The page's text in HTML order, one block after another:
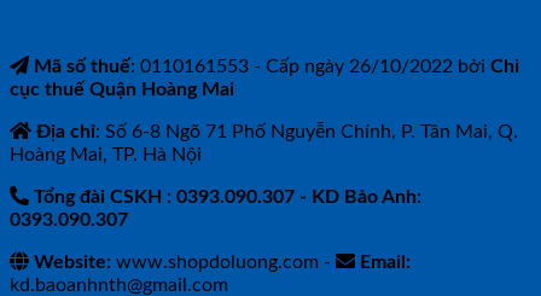
Mã số thuế: 0110161553 - Cấp ngày 26/10/2022 bởi Chi
cục thuế Quận Hoàng Mai
Địa chỉ: Số 6-8 Ngõ 71 Phố Nguyễn Chính, P. Tân Mai, Q.
Hoàng Mai, TP. Hà Nội
Tổng đài CSKH : 0393.090.307 - KD Bảo Anh:
0393.090.307
Website: www.shopdoluong.com -
Email:
kd.baoanhnth@gmail.com